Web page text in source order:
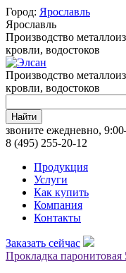
Город: Ярославль
Ярославль
Производство
кровли, водостоков
Производство
кровли, водостоков
Найти
звоните ежедневно,
8 (495) 255-20-12
Продукция
Услуги
Как купить
Компания
Контакты
Заказать сейчас
Прокладка